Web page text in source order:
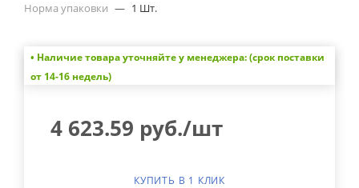
Норма упаковки — 1 Шт.
• Наличие товара уточняйте у менеджера: (срок поставки
от 14-16 недель)
4 623.59 руб./шт
КУПИТЬ В 1 КЛИК